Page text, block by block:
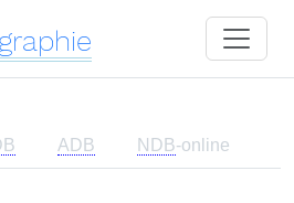
ADB NDB-online